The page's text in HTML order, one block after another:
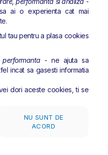
ai o experienta cat mai
tau pentru a plasa cookies
- ne ajuta sa
incat sa gasesti informatia
dori aceste cookies, ti se
pentru tine. Google poate
au activatPersonalizarea
de comportamentul de
serviciul Google Signals
NU SUNT DE
ACORD